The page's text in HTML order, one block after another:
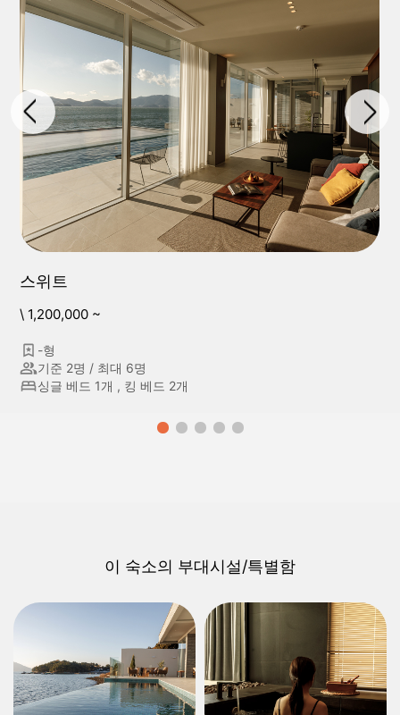
스위트
\ 1,200,000 ~
-형
기준 2명 / 최대 6명
싱글 베드 1개 , 킹 베드 2개
이 숙소의 부대시설/특별함